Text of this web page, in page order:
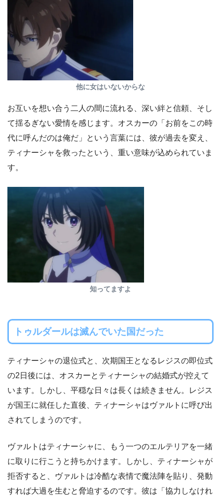
他に女はいないからな
お互いを想い合う二人の間に流れる、深い絆と信頼、そし
て揺るぎない愛情を感じます。オスカーの「お前をこの時
代に呼んだのは俺だ」という言葉には、彼が過去を変え、
ティナーシャを救ったという、重い意味が込められていま
す。
知ってますよ
トゥルダールは滅んでいた国だった
ティナーシャの退位式と、次期国王となるレジスの即位式
の2日後には、オスカーとティナーシャの結婚式が控えて
います。しかし、平穏な日々は長くは続きません。レジス
が国王に就任した直後、ティナーシャはヴァルトに呼び出
されてしまうのです。
ヴァルトはティナーシャに、もう一つのエルテリアを一緒
に取りに行こうと持ちかけます。しかし、ティナーシャが
拒否すると、ヴァルトは冷酷な表情で魔法陣を貼り、発動
すれば大過を生むと脅迫するのです。彼は「協力しなけれ